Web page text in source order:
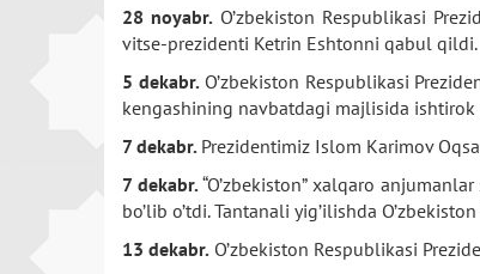
28 noyabr. O’zbekiston Respublikasi
vitse-prezidenti Ketrin Eshtonni qabul qildi.
5 dekabr. O’zbekiston Respublikasi
kengashining navbatdagi majlisida ishtirok
7 dekabr. Prezidentimiz Islom Karimov
7 dekabr. “O’zbekiston” xalqaro
bo’lib o’tdi. Tantanali yig’ilishda
13 dekabr. O’zbekiston Respublikasi